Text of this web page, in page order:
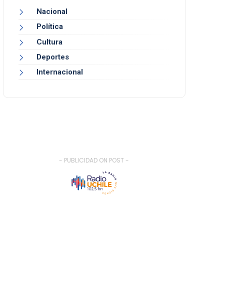
Nacional
Política
Cultura
Deportes
Internacional
- PUBLICIDAD ON POST -